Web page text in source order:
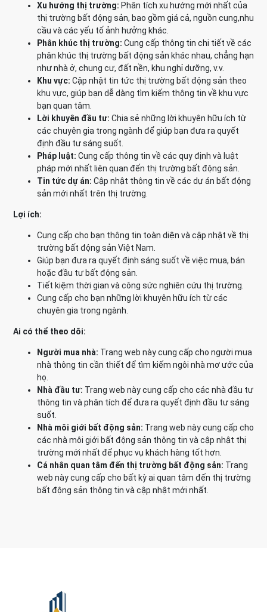
Xu hướng thị trường: Phân tích xu hướng mới nhất của
thị trường bất động sản, bao gồm giá cả, nguồn cung,nhu
cầu và các yếu tố ảnh hưởng khác.
Phân khúc thị trường: Cung cấp thông tin chi tiết về các
phân khúc thị trường bất động sản khác nhau, chẳng hạn
như nhà ở, chung cư, đất nền, khu nghỉ dưỡng, v.v.
Khu vực: Cập nhật tin tức thị trường bất động sản theo
khu vực, giúp bạn dễ dàng tìm kiếm thông tin về khu vực
bạn quan tâm.
Lời khuyên đầu tư: Chia sẻ những lời khuyên hữu ích từ
các chuyên gia trong ngành để giúp bạn đưa ra quyết
định đầu tư sáng suốt.
Pháp luật: Cung cấp thông tin về các quy định và luật
pháp mới nhất liên quan đến thị trường bất động sản.
Tin tức dự án: Cập nhật thông tin về các dự án bất động
sản mới nhất trên thị trường.
Lợi ích:
Cung cấp cho bạn thông tin toàn diện và cập nhật về thị
trường bất động sản Việt Nam.
Giúp bạn đưa ra quyết định sáng suốt về việc mua, bán
hoặc đầu tư bất động sản.
Tiết kiệm thời gian và công sức nghiên cứu thị trường.
Cung cấp cho bạn những lời khuyên hữu ích từ các
chuyên gia trong ngành.
Ai có thể theo dõi:
Người mua nhà: Trang web này cung cấp cho người mua
nhà thông tin cần thiết để tìm kiếm ngôi nhà mơ ước của
họ.
Nhà đầu tư: Trang web này cung cấp cho các nhà đầu tư
thông tin và phân tích để đưa ra quyết định đầu tư sáng
suốt.
Nhà môi giới bất động sản: Trang web này cung cấp cho
các nhà môi giới bất động sản thông tin và cập nhật thị
trường mới nhất để phục vụ khách hàng tốt hơn.
Cá nhân quan tâm đến thị trường bất động sản: Trang
web này cung cấp cho bất kỳ ai quan tâm đến thị trường
bất động sản thông tin và cập nhật mới nhất.